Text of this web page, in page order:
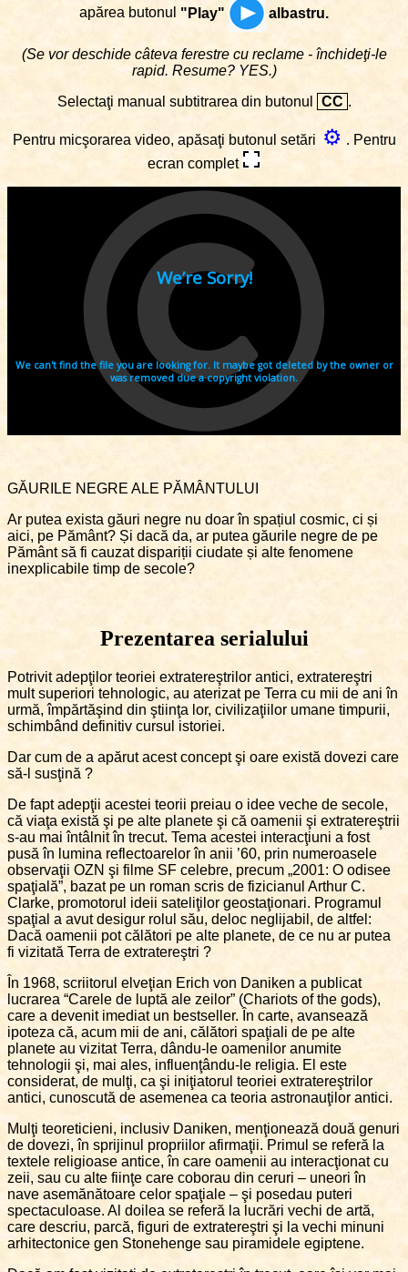
apărea butonul "Play" albastru.
(Se vor deschide câteva ferestre cu reclame - închideţi-le
rapid. Resume? YES.)
Selectaţi manual subtitrarea din butonul
CC .
Pentru micşorarea video, apăsaţi butonul setări ⚙ . Pentru
ecran complet
GĂURILE NEGRE ALE PĂMÂNTULUI
Ar putea exista găuri negre nu doar în spațiul cosmic, ci și
aici, pe Pământ? Și dacă da, ar putea găurile negre de pe
Pământ să fi cauzat dispariții ciudate și alte fenomene
inexplicabile timp de secole?
Prezentarea serialului
Potrivit adepţilor teoriei extratereştrilor antici, extratereştri
mult superiori tehnologic, au aterizat pe Terra cu mii de ani în
urmă, împărtăşind din ştiinţa lor, civilizaţiilor umane timpurii,
schimbând definitiv cursul istoriei.
Dar cum de a apărut acest concept şi oare există dovezi care
să-l susţină ?
De fapt adepţii acestei teorii preiau o idee veche de secole,
că viaţa există şi pe alte planete şi că oamenii şi extratereştrii
s-au mai întâlnit în trecut. Tema acestei interacţiuni a fost
pusă în lumina reflectoarelor în anii ’60, prin numeroasele
observaţii OZN şi filme SF celebre, precum „2001: O odisee
spaţială”, bazat pe un roman scris de fizicianul Arthur C.
Clarke, promotorul ideii sateliţilor geostaţionari. Programul
spaţial a avut desigur rolul său, deloc neglijabil, de altfel:
Dacă oamenii pot călători pe alte planete, de ce nu ar putea
fi vizitată Terra de extratereştri ?
În 1968, scriitorul elveţian Erich von Daniken a publicat
lucrarea “Carele de luptă ale zeilor” (Chariots of the gods),
care a devenit imediat un bestseller. În carte, avansează
ipoteza că, acum mii de ani, călători spaţiali de pe alte
planete au vizitat Terra, dându-le oamenilor anumite
tehnologii şi, mai ales, influenţându-le religia. El este
considerat, de mulţi, ca şi iniţiatorul teoriei extratereştrilor
antici, cunoscută de asemenea ca teoria astronauţilor antici.
Mulţi teoreticieni, inclusiv Daniken, menţionează două genuri
de dovezi, în sprijinul propriilor afirmaţii. Primul se referă la
textele religioase antice, în care oamenii au interacţionat cu
zeii, sau cu alte fiinţe care coborau din ceruri – uneori în
nave asemănătoare celor spaţiale – şi posedau puteri
spectaculoase. Al doilea se referă la lucrări vechi de artă,
care descriu, parcă, figuri de extratereştri şi la vechi minuni
arhitectonice gen Stonehenge sau piramidele egiptene.